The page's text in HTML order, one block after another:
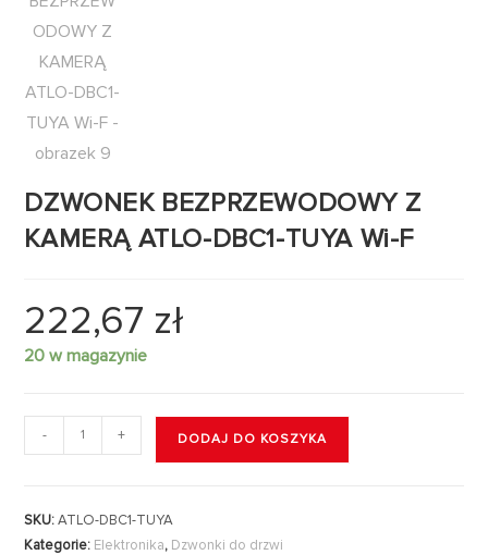
DZWONEK BEZPRZEWODOWY Z
KAMERĄ ATLO-DBC1-TUYA Wi-F
222,67 zł
20 w magazynie
- + DODAJ DO KOSZYKA
SKU:ATLO-DBC1-TUYA
Kategorie: Elektronika, Dzwonki do drzwi